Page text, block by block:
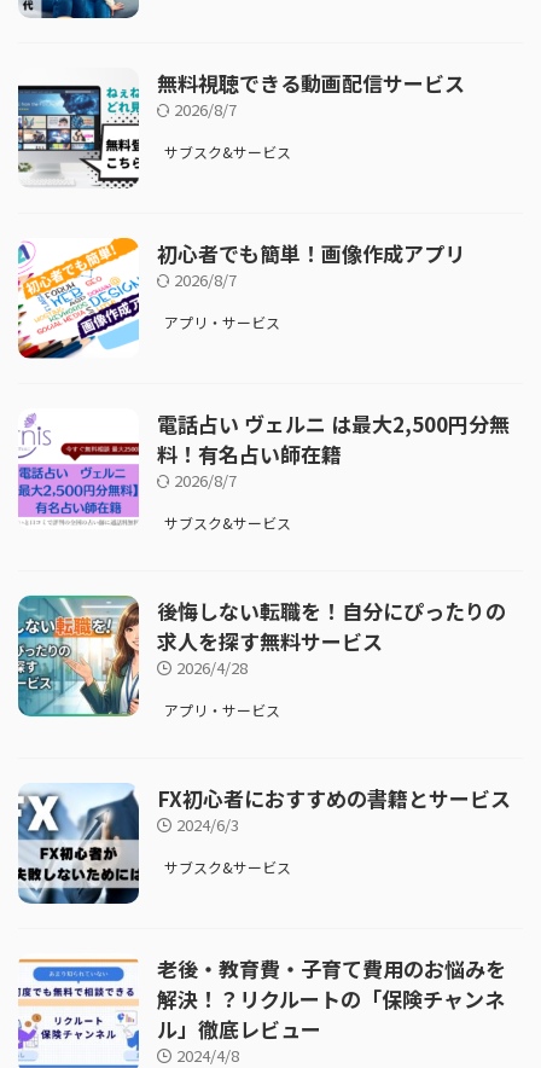
無料視聴できる動画配信サービス
2026/8/7
サブスク&サービス
初心者でも簡単！画像作成アプリ
2026/8/7
アプリ・サービス
電話占い ヴェルニ は最大2,500円分無
料！有名占い師在籍
2026/8/7
サブスク&サービス
後悔しない転職を！自分にぴったりの
求人を探す無料サービス
2026/4/28
アプリ・サービス
FX初心者におすすめの書籍とサービス
2024/6/3
サブスク&サービス
老後・教育費・子育て費用のお悩みを
解決！？リクルートの「保険チャンネ
ル」徹底レビュー
2024/4/8